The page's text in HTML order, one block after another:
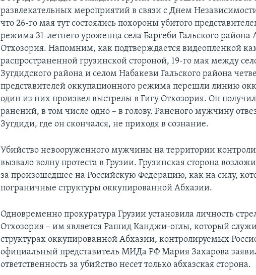
развлекательных мероприятий в связи с Днем
что 26-го мая тут состоялись похороны убитого
режима 31-летнего уроженца села Баргеби Гальского района
Отхозория. Напомним, как подтверждается видеопленкой
распространенной грузинской стороной, 19-го мая между
Зугдидского района и селом Набакеви Гальского района
представителей оккупационного режима перешли линию
один из них произвел выстрелы в Гигу Отхозория. Он
ранений, в том числе одно – в голову. Раненого мужчину
Зугдиди, где он скончался, не приходя в сознание.
Убийство невооруженного мужчины на территории
вызвало волну протеста в Грузии. Грузинская сторона
за произошедшее на Российскую Федерацию, как на силу,
пограничные структуры оккупированной Абхазии.
Одновременно прокуратура Грузии установила личность
Отхозория – им является Рашид Канджи-оглы, который
структурах оккупированной Абхазии, контролируемых
официальный представитель МИДа РФ Мария Захарова
ответственность за убийство несет только абхазская сторона.